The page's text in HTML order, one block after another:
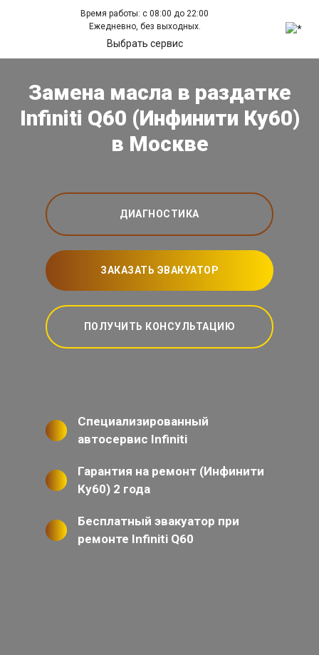
Время работы: с 08:00 до 22:00
Ежедневно, без выходных.
Выбрать сервис
Замена масла в раздатке
Infiniti Q60 (Инфинити Ку60)
в Москве
ДИАГНОСТИКА
ЗАКАЗАТЬ ЭВАКУАТОР
ПОЛУЧИТЬ КОНСУЛЬТАЦИЮ
Специализированный
автосервис Infiniti
Гарантия на ремонт (Инфинити
Ку60) 2 года
Бесплатный эвакуатор при
ремонте Infiniti Q60